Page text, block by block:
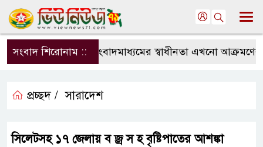
সংবাদ শিরোনাম ::সংবাদমাধ্যমের স্বাধীনতা এখনো আক্রমণের
প্রচ্ছদ / সারাদেশ
সিলেটসহ ১৭ জেলায় ব জ্র স হ বৃষ্টিপাতের আশঙ্কা